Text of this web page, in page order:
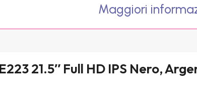
Maggiori
21.5″ Full HD IPS Nero,